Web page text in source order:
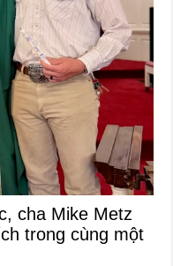
cha Mike Metz
trong cùng một